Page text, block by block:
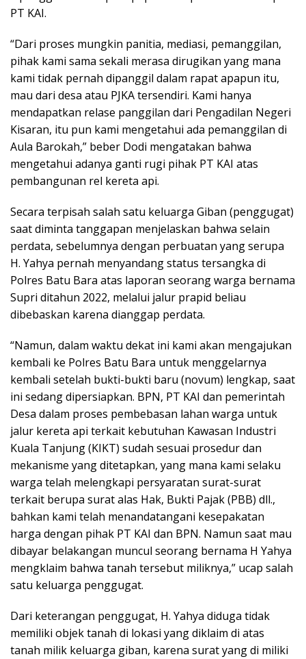
PT KAI.
“Dari proses mungkin panitia, mediasi, pemanggilan,
pihak kami sama sekali merasa dirugikan yang mana
kami tidak pernah dipanggil dalam rapat apapun itu,
mau dari desa atau PJKA tersendiri. Kami hanya
mendapatkan relase panggilan dari Pengadilan Negeri
Kisaran, itu pun kami mengetahui ada pemanggilan di
Aula Barokah,” beber Dodi mengatakan bahwa
mengetahui adanya ganti rugi pihak PT KAI atas
pembangunan rel kereta api.
Secara terpisah salah satu keluarga Giban (penggugat)
saat diminta tanggapan menjelaskan bahwa selain
perdata, sebelumnya dengan perbuatan yang serupa
H. Yahya pernah menyandang status tersangka di
Polres Batu Bara atas laporan seorang warga bernama
Supri ditahun 2022, melalui jalur prapid beliau
dibebaskan karena dianggap perdata.
“Namun, dalam waktu dekat ini kami akan mengajukan
kembali ke Polres Batu Bara untuk menggelarnya
kembali setelah bukti-bukti baru (novum) lengkap, saat
ini sedang dipersiapkan. BPN, PT KAI dan pemerintah
Desa dalam proses pembebasan lahan warga untuk
jalur kereta api terkait kebutuhan Kawasan Industri
Kuala Tanjung (KIKT) sudah sesuai prosedur dan
mekanisme yang ditetapkan, yang mana kami selaku
warga telah melengkapi persyaratan surat-surat
terkait berupa surat alas Hak, Bukti Pajak (PBB) dll.,
bahkan kami telah menandatangani kesepakatan
harga dengan pihak PT KAI dan BPN. Namun saat mau
dibayar belakangan muncul seorang bernama H Yahya
mengklaim bahwa tanah tersebut miliknya,” ucap salah
satu keluarga penggugat.
Dari keterangan penggugat, H. Yahya diduga tidak
memiliki objek tanah di lokasi yang diklaim di atas
tanah milik keluarga giban, karena surat yang di miliki